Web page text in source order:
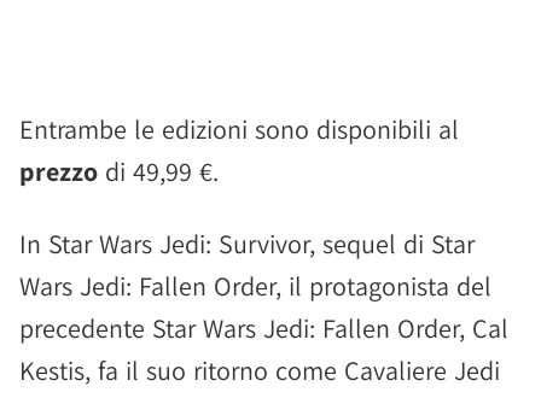
Entrambe le edizioni sono disponibili al
prezzo di 49,99 €.
In Star Wars Jedi: Survivor, sequel di Star
Wars Jedi: Fallen Order, il protagonista del
precedente Star Wars Jedi: Fallen Order, Cal
Kestis, fa il suo ritorno come Cavaliere Jedi